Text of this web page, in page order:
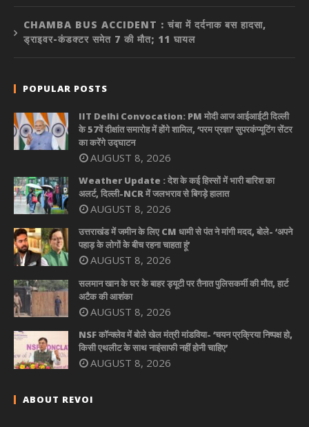
CHAMBA BUS ACCIDENT : चंबा में दर्दनाक बस हादसा,
ड्राइवर-कंडक्टर समेत 7 की मौत; 11 घायल
POPULAR POSTS
IIT Delhi Convocation: PM मोदी आज आईआईटी दिल्ली
के 57वें दीक्षांत समारोह में होंगे शामिल, ‘परम प्रज्ञा’ सुपरकंप्यूटिंग सेंटर
का करेंगे उद्घाटन
AUGUST 8, 2026
Weather Update : देश के कई हिस्सों में भारी बारिश का
अलर्ट, दिल्ली-NCR में जलभराव से बिगड़े हालात
AUGUST 8, 2026
उत्तराखंड में जमीन के लिए CM धामी से पंत ने मांगी मदद, बोले- ‘अपने
पहाड़ के लोगों के बीच रहना चाहता हूं’
AUGUST 8, 2026
सलमान खान के घर के बाहर ड्यूटी पर तैनात पुलिसकर्मी की मौत, हार्ट
अटैक की आशंका
AUGUST 8, 2026
NSF कॉन्क्लेव में बोले खेल मंत्री मांडविया- ‘चयन प्रक्रिया निष्पक्ष हो,
किसी एथलीट के साथ नाइंसाफी नहीं होनी चाहिए’
AUGUST 8, 2026
ABOUT REVOI